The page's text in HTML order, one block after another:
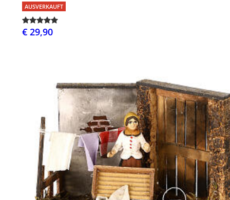
AUSVERKAUFT
€ 29,90